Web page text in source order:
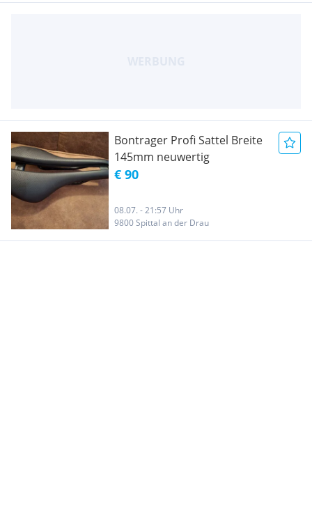
Bontrager Profi Sattel Breite
145mm neuwertig
€ 90
08.07. - 21:57 Uhr
9800 Spittal an der Drau